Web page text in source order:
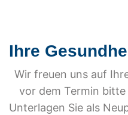
Ihre
Wir freuen uns auf
vor dem Termin
Unterlagen Sie als